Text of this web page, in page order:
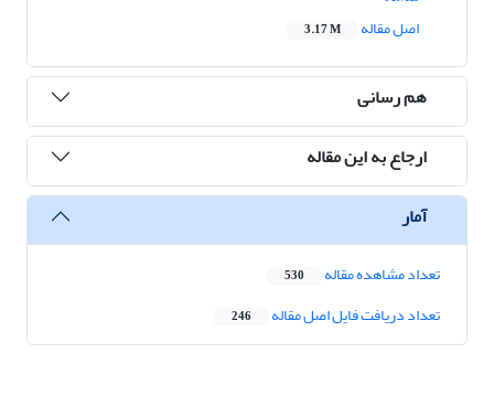
اصل مقاله
3.17 M
هم رسانی
ارجاع به این مقاله
آمار
تعداد مشاهده مقاله 530
تعداد دریافت فایل اصل مقاله 246